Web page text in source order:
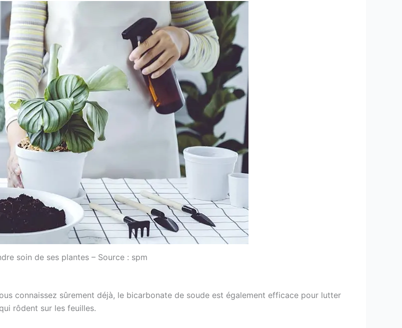
soin de ses plantes – Source : spm
connaissez sûrement déjà, le bicarbonate de soude est également efficace pour lutter
rôdent sur les feuilles.